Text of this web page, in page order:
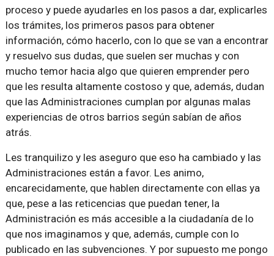
proceso y puede ayudarles en los pasos a dar, explicarles
los trámites, los primeros pasos para obtener
información, cómo hacerlo, con lo que se van a encontrar
y resuelvo sus dudas, que suelen ser muchas y con
mucho temor hacia algo que quieren emprender pero
que les resulta altamente costoso y que, además, dudan
que las Administraciones cumplan por algunas malas
experiencias de otros barrios según sabían de años
atrás.
Les tranquilizo y les aseguro que eso ha cambiado y las
Administraciones están a favor. Les animo,
encarecidamente, que hablen directamente con ellas ya
que, pese a las reticencias que puedan tener, la
Administración es más accesible a la ciudadanía de lo
que nos imaginamos y que, además, cumple con lo
publicado en las subvenciones. Y por supuesto me pongo